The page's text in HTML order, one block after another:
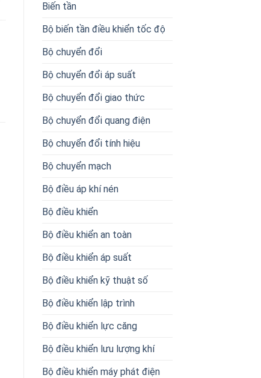
Biến tần
Bộ biến tần điều khiển tốc độ
Bộ chuyển đổi
Bộ chuyển đổi áp suất
Bộ chuyển đổi giao thức
Bộ chuyển đổi quang điện
Bộ chuyển đổi tính hiệu
Bộ chuyển mạch
Bộ điều áp khí nén
Bộ điều khiển
Bộ điều khiển an toàn
Bộ điều khiển áp suất
Bộ điều khiển kỹ thuật số
Bộ điều khiển lập trình
Bộ điều khiển lực căng
Bộ điều khiển lưu lượng khí
Bộ điều khiển máy phát điện